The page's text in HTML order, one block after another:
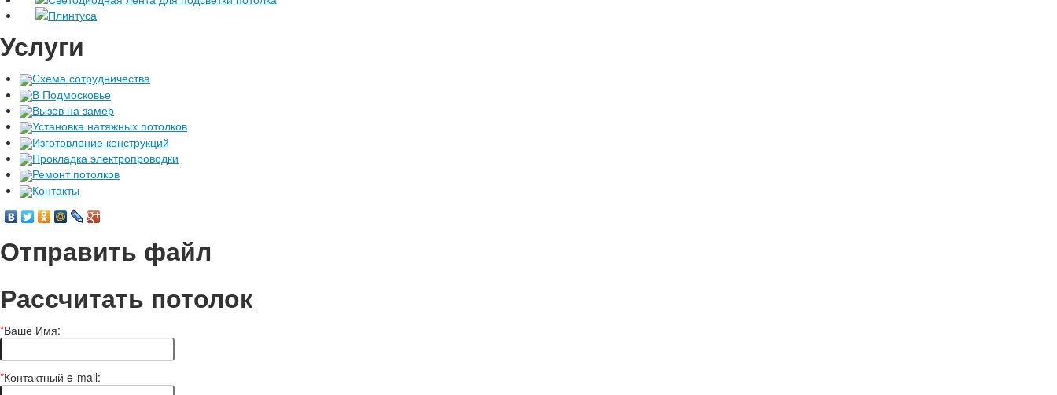
Плинтуса
Услуги
Схема сотрудничества
В Подмосковье
Вызов на замер
Установка натяжных потолков
Изготовление конструкций
Прокладка электропроводки
Ремонт потолков
Контакты
Отправить файл
Рассчитать потолок
*Ваше Имя:
*Контактный e-mail: